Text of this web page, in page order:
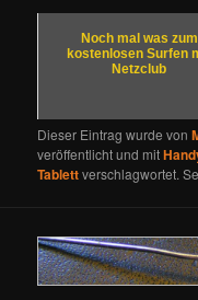
Noch mal was zum
kostenlosen Surfen
Netzclub
Dieser Eintrag wurde von
veröffentlicht und mit
Tablettverschlagwortet.